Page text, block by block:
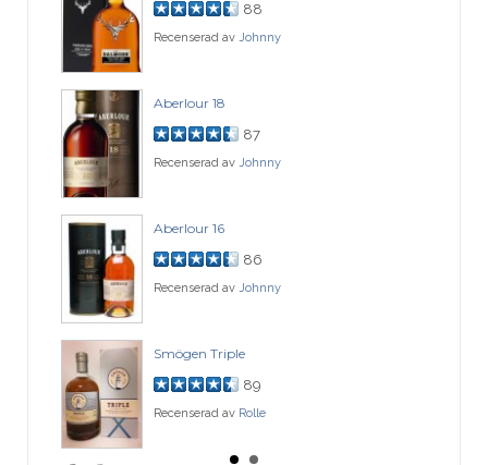
88
Recenserad av Johnny
Aberlour 18
87
Recenserad av Johnny
Aberlour 16
86
Recenserad av Johnny
Smögen Triple
89
Recenserad av Rolle